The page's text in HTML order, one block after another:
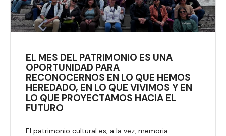
EL MES DEL PATRIMONIO ES UNA
OPORTUNIDAD PARA
RECONOCERNOS EN LO QUE HEMOS
HEREDADO, EN LO QUE VIVIMOS Y EN
LO QUE PROYECTAMOS HACIA EL
FUTURO
El patrimonio cultural es, a la vez, memoria